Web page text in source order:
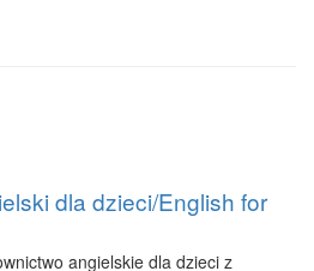
dla dzieci/English for
angielskie dla dzieci z